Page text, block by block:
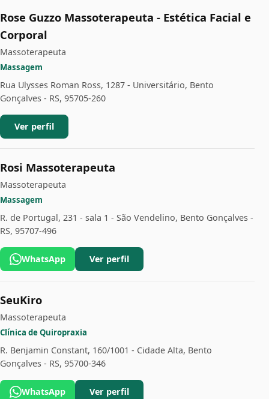
Rose Guzzo Massoterapeuta - Estética Facial e
Corporal
Massoterapeuta
Massagem
Rua Ulysses Roman Ross, 1287 - Universitário, Bento
Gonçalves - RS, 95705-260
Ver perfil
Rosi Massoterapeuta
Massoterapeuta
Massagem
R. de Portugal, 231 - sala 1 - São Vendelino, Bento Gonçalves -
RS, 95707-496
WhatsApp Ver perfil
SeuKiro
Massoterapeuta
Clínica de Quiropraxia
R. Benjamin Constant, 160/1001 - Cidade Alta, Bento
Gonçalves - RS, 95700-346
WhatsApp Ver perfil